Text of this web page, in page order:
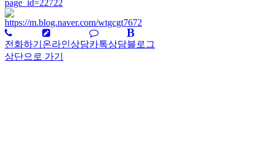
전화하기 온라인상담카톡상담블로그
상단으로 가기